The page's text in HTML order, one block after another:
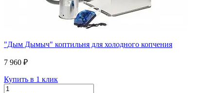
"Дым Дымыч" коптильня для холодного копчения
7 960 ₽
Купить в 1 клик